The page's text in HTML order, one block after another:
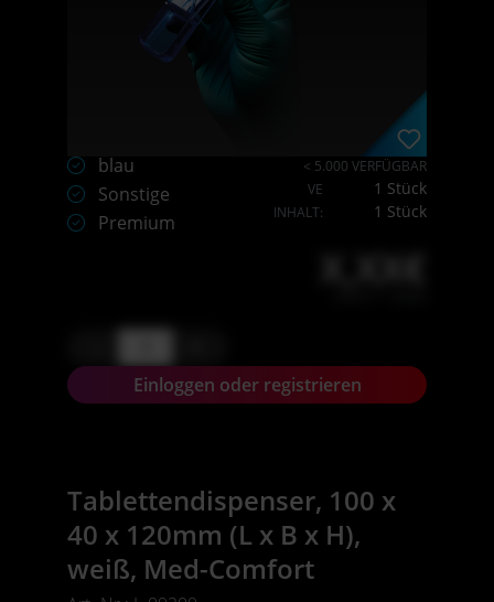
blau
Sonstige
Premium
< 5.000 VERFÜGBAR
VE
1 Stück
INHALT: 1 Stück
X,XX€
Einloggen oder registrieren
Tablettendispenser, 100 x
40 x 120mm (L x B x H),
weiß, Med-Comfort